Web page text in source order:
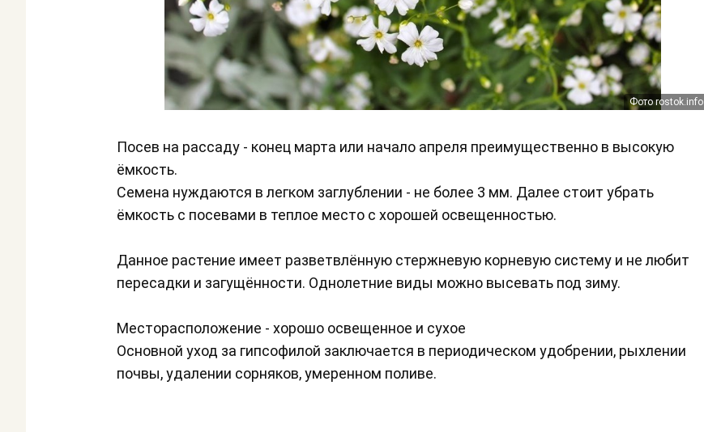
Фото rostok.info
Посев на рассаду - конец марта или начало апреля преимущественно в высокую
ёмкость.
Семена нуждаются в легком заглублении - не более 3 мм. Далее стоит убрать
ёмкость с посевами в теплое место с хорошей освещенностью.
Данное растение имеет разветвлённую стержневую корневую систему и не любит
пересадки и загущённости. Однолетние виды можно высевать под зиму.
Месторасположение - хорошо освещенное и сухое
Основной уход за гипсофилой заключается в периодическом удобрении, рыхлении
почвы, удалении сорняков, умеренном поливе.